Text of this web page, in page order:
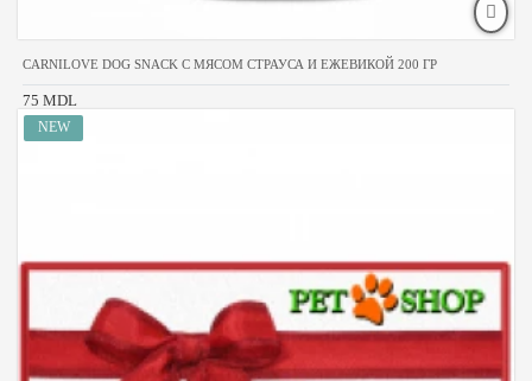
CARNILOVE DOG SNACK С МЯСОМ СТРАУСА И ЕЖЕВИКОЙ 200 ГР
75 MDL